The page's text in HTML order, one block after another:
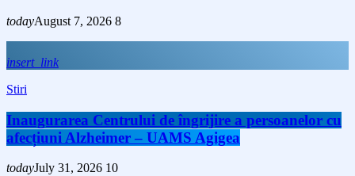
todayAugust 7, 2026 8
insert_link
Stiri
Inaugurarea Centrului de îngrijire a persoanelor cu
afecțiuni Alzheimer – UAMS Agigea
todayJuly 31, 2026 10